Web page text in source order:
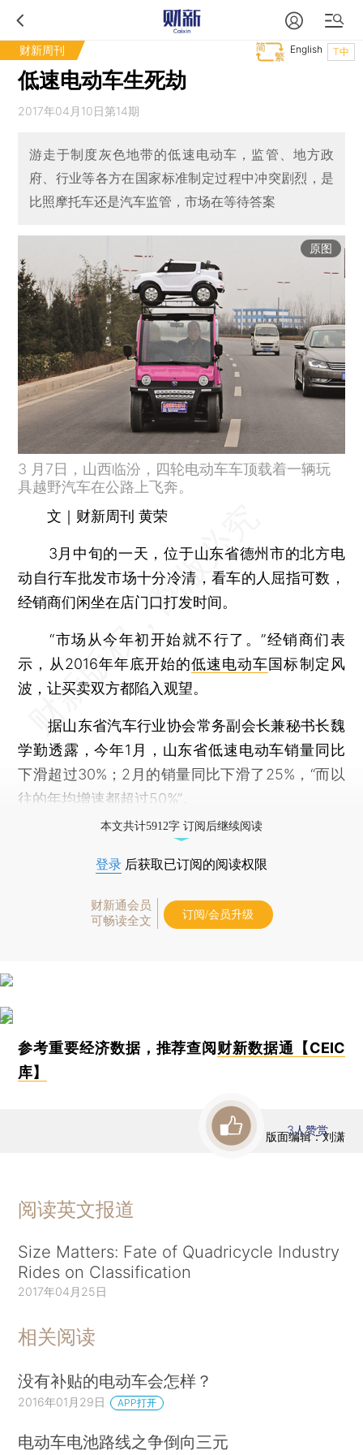
财新周刊 T中
English
低速电动车生死劫
2017年04月10日第14期
游走于制度灰色地带的低速电动车，监管、地方政
府、行业等各方在国家标准制定过程中冲突剧烈，是
比照摩托车还是汽车监管，市场在等待答案
原图
3 月7日，山西临汾，四轮电动车车顶载着一辆玩
具越野汽车在公路上飞奔。
文｜财新周刊 黄荣
3月中旬的一天，位于山东省德州市的北方电
动自行车批发市场十分冷清，看车的人屈指可数，
经销商们闲坐在店门口打发时间。
“市场从今年初开始就不行了。”经销商们表
示，从2016年年底开始的低速电动车国标制定风
波，让买卖双方都陷入观望。
据山东省汽车行业协会常务副会长兼秘书长魏
学勤透露，今年1月，山东省低速电动车销量同比
下滑超过30%；2月的销量同比下滑了25%，“而以
往的年均增速都超过50%”。
本文共计5912字 订阅后继续阅读
登录 后获取已订阅的阅读权限
财新通会员
可畅读全文
订阅/会员升级
参考重要经济数据，推荐查阅财新数据通【CEIC
库】
版面编辑：刘潇
3人赞赏
阅读英文报道
Size Matters: Fate of Quadricycle Industry
Rides on Classification
2017年04月25日
相关阅读
没有补贴的电动车会怎样？
2016年01月29日 APP打开
电动车电池路线之争倒向三元